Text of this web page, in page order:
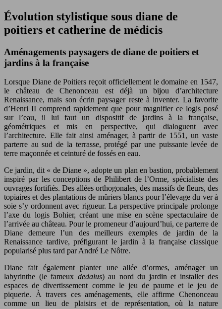
Évolution stylistique sous diane de
poitiers et catherine de médicis
Aménagements paysagers de diane de poitiers et
jardins à la française
Lorsque Diane de Poitiers reçoit officiellement le domaine en 1547,
le château de Chenonceau est déjà un bijou d’architecture
Renaissance, mais son écrin paysager reste à inventer. La favorite
d’Henri II comprend rapidement que pour magnifier ce logis posé
sur l’eau, il lui faut un dispositif de jardins à la française,
géométriques et mis en perspective, qui dialoguent avec
l’architecture. Elle fait ainsi aménager, à partir de 1551, un vaste
parterre au sud de la terrasse, protégé par une puissante levée de
terre maçonnée et ceinturé de fossés en eau.
Ce jardin, dit « de Diane », adopte un plan en bastion, probablement
inspiré par les conceptions de Philibert de l’Orme, spécialiste des
ouvrages fortifiés. Des allées orthogonales, des massifs de fleurs, des
topiaires et des plantations de mûriers blancs pour l’élevage du ver à
soie s’y ordonnent avec rigueur. La perspective principale prolonge
l’axe du logis Bohier, créant une mise en scène spectaculaire de
l’arrivée au château. Pour le promeneur d’aujourd’hui, ce parterre de
Diane demeure l’un des meilleurs exemples de jardin de la
Renaissance tardive, préfigurant le jardin à la française classique
popularisé plus tard par André Le Nôtre.
Diane fait également planter une allée d’ormes, aménager un
labyrinthe (le fameux dedalus) au nord du jardin et installer des
espaces de divertissement comme le jeu de paume et le jeu de
piquerie. À travers ces aménagements, elle affirme Chenonceau
comme un lieu de plaisirs et de représentation, où la nature